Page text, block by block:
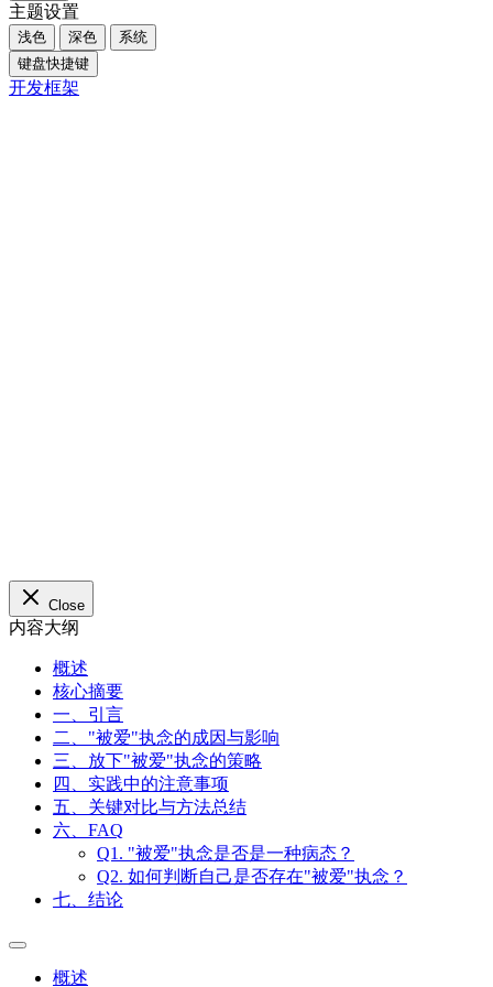
主题设置
浅色 深色
系统
键盘快捷键
开发框架
Close
内容大纲
概述
核心摘要
一、引言
二、"被爱"执念的成因与影响
三、放下"被爱"执念的策略
四、实践中的注意事项
五、关键对比与方法总结
六、FAQ
Q1. "被爱"执念是否是一种病态？
Q2. 如何判断自己是否存在"被爱"执念？
七、结论
概述